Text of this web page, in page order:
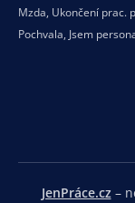
Mzda, Ukončení prac.
Pochvala, Jsem
JenPráce.cz–